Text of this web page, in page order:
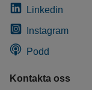
Linkedin
Instagram
Podd
Kontakta oss